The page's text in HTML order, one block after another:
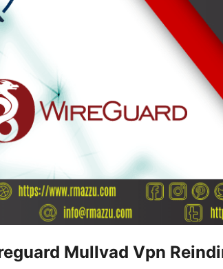
Mullvad Vpn